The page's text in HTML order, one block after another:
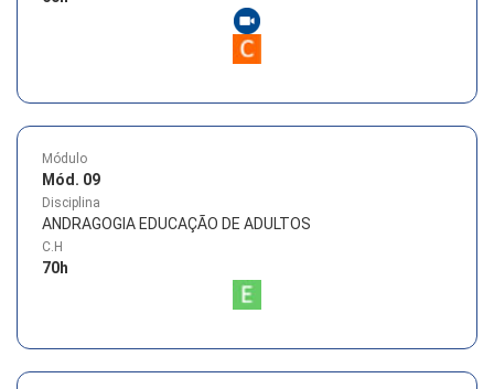
Módulo
Mód. 09
Disciplina
ANDRAGOGIA EDUCAÇÃO DE ADULTOS
C.H
70h